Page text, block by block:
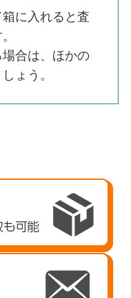
に入れると査
合は、ほかの
ょう。